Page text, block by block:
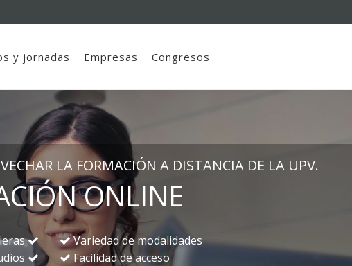
y jornadas Empresas Congresos
LA FORMACIÓN A DISTANCIA DE LA UPV.
ONLINE
Variedad de modalidades
Facilidad de acceso